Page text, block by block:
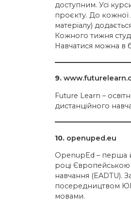
доступним. Усі
проєкту. До кожної
матеріалу)
Кожного тижня
Навчатися можна в
9.
Future Learn –
дистанційного
10. openuped.eu
OpenupЕd – перша й
році Європейською
навчання (EADTU).
посередництвом
мовами.